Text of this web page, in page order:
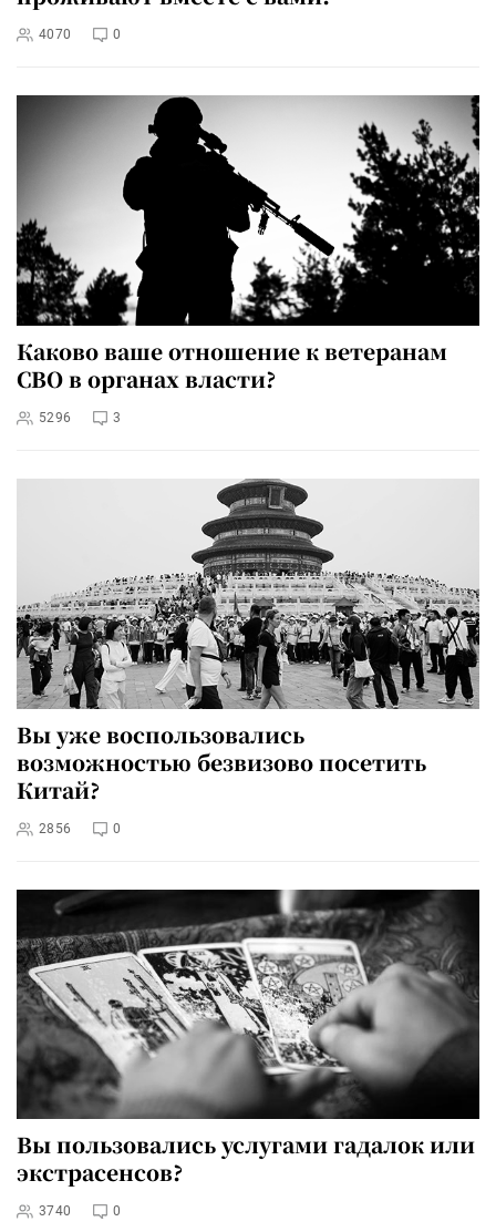
4070 0
Каково ваше отношение к ветеранам
СВО в органах власти?
5296 3
Вы уже воспользовались
возможностью безвизово посетить
Китай?
2856 0
Вы пользовались услугами гадалок или
экстрасенсов?
3740 0